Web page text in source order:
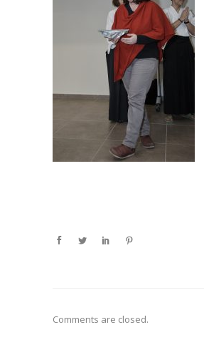
Comments are closed.